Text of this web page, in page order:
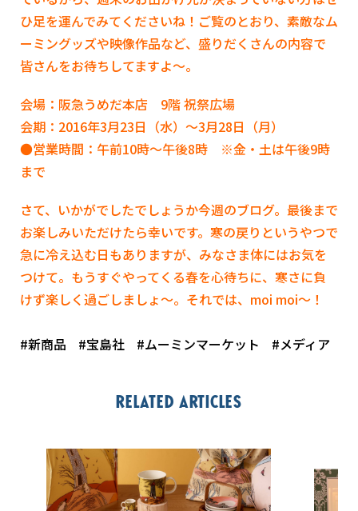
ひ足を運んでみてくださいね！ご覧のとおり、素敵なム
ーミングッズや映像作品など、盛りだくさんの内容で
皆さんをお待ちしてますよ～。
会場：阪急うめだ本店 9階 祝祭広場
会期：2016年3月23日（水）～3月28日（月）
●営業時間：午前10時～午後8時 ※金・土は午後9時
まで
さて、いかがでしたでしょうか今週のブログ。最後まで
お楽しみいただけたら幸いです。寒の戻りというやつで
急に冷え込む日もありますが、みなさま体にはお気を
つけて。もうすぐやってくる春を心待ちに、寒さに負
けず楽しく過ごしましょ～。それでは、moi moi～！
#新商品 #宝島社 #ムーミンマーケット #メディア
Related articles